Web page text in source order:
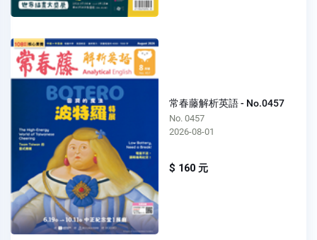
常春藤解析英語 - No.0457
No. 0457
2026-08-01
$ 160 元